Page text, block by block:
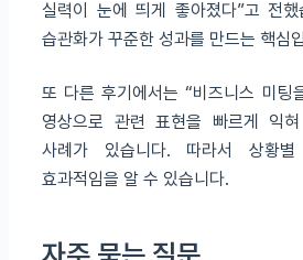
실력이 눈에 띄게 좋아졌다”고 전
습관화가 꾸준한 성과를 만드는 핵심
또 다른 후기에서는 “비즈니스 미팅
영상으로 관련 표현을 빠르게 익
사례가 있습니다. 따라서 상황
효과적임을 알 수 있습니다.